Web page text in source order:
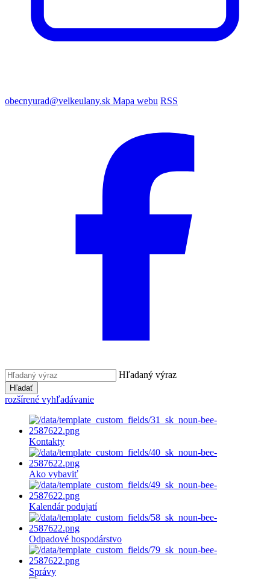
obecnyurad@velkeulany.sk Mapa webu RSS
Hľadaný výraz
Hľadať
rozšírené vyhľadávanie
Kontakty
Ako vybaviť
Kalendár podujatí
Odpadové hospodárstvo
Správy